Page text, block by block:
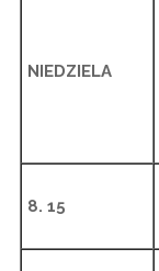
NIEDZIELA
8. 15